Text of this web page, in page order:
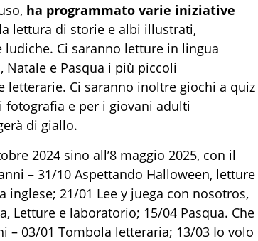
ha programmato varie iniziative
lettura di storie e albi illustrati,
Ci saranno letture in lingua
Natale e Pasqua i più piccoli
Ci saranno inoltre giochi a quiz
fotografia e per i giovani adulti
di giallo.
2024 sino all’8 maggio 2025, con il
– 31/10 Aspettando Halloween, letture
inglese; 21/01 Lee y juega con nosotros,
Letture e laboratorio; 15/04 Pasqua. Che
– 03/01 Tombola letteraria; 13/03 Io volo